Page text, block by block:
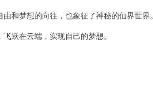
梦想的向往，也象征了神秘的仙界世界。
跃在云端，实现自己的梦想。